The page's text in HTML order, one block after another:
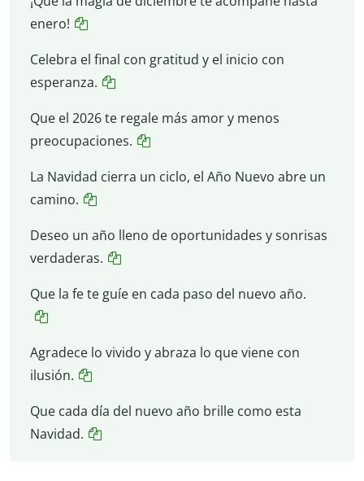
enero!
Celebra el final con gratitud y el inicio con
esperanza.
Que el 2026 te regale más amor y menos
preocupaciones.
La Navidad cierra un ciclo, el Año Nuevo abre un
camino.
Deseo un año lleno de oportunidades y sonrisas
verdaderas.
Que la fe te guíe en cada paso del nuevo año.
Agradece lo vivido y abraza lo que viene con
ilusión.
Que cada día del nuevo año brille como esta
Navidad.